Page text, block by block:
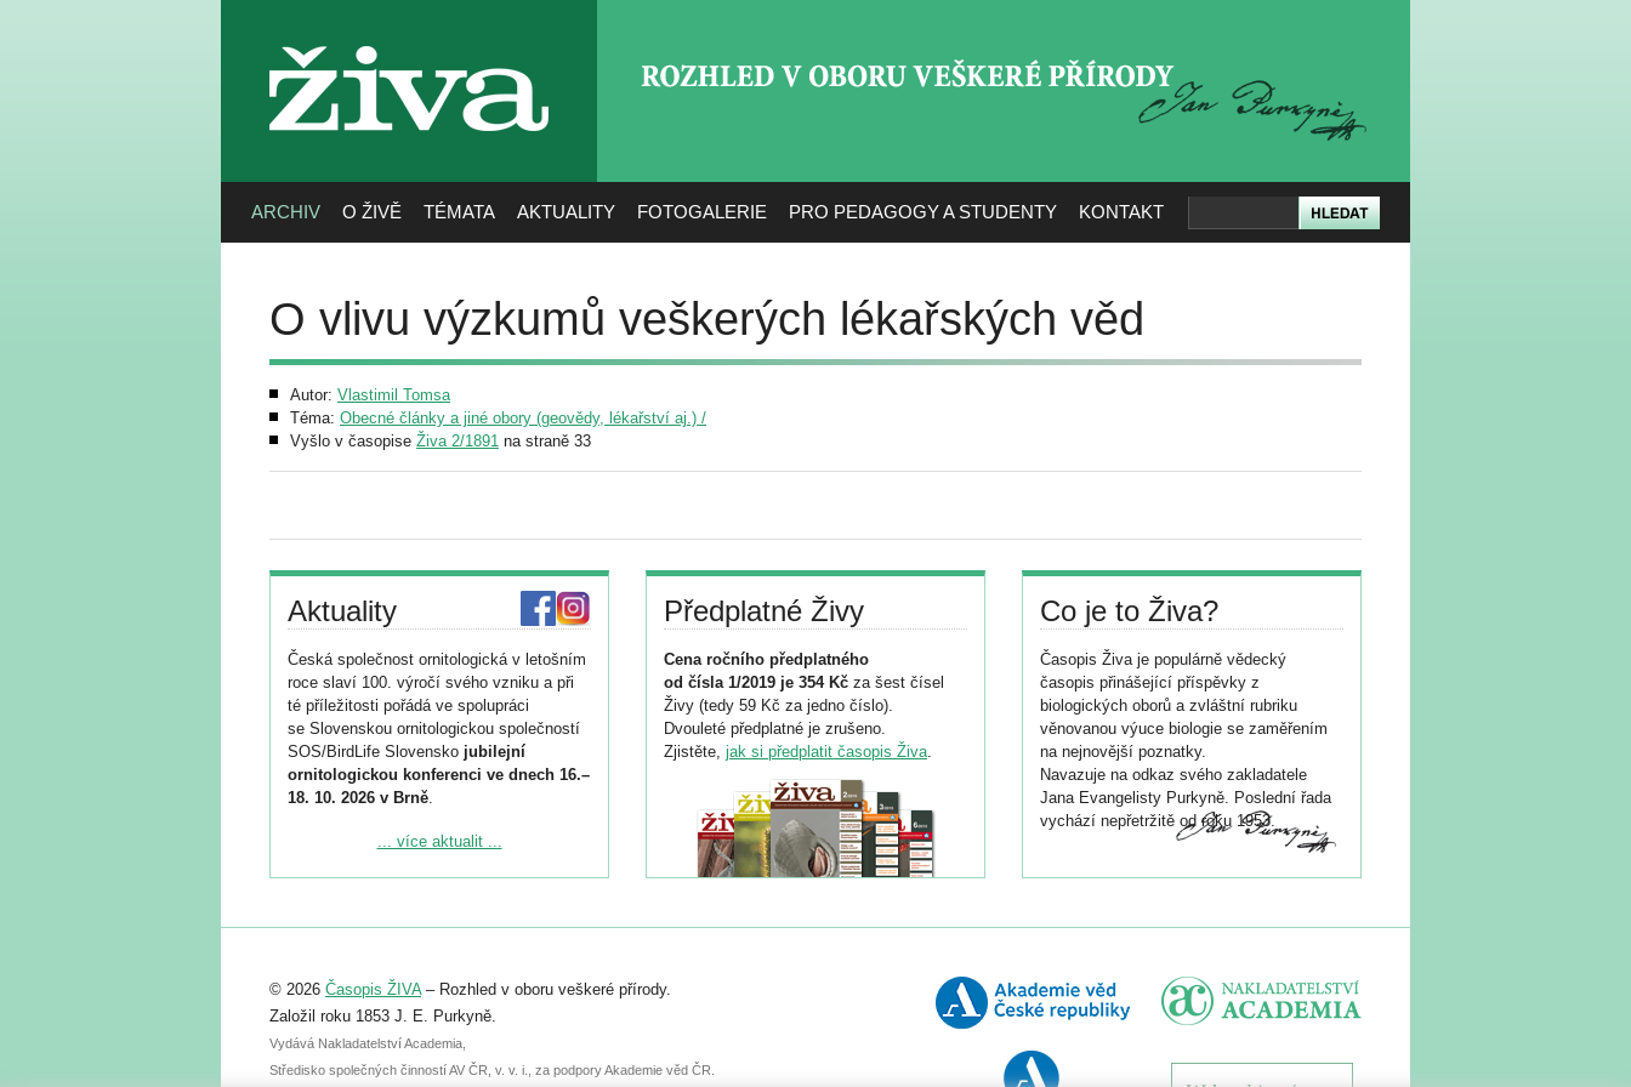
živa
ARCHIV O ŽIVĚ TÉMATA AKTUALITY FOTOGALERIE PRO PEDAGOGY A STUDENTY KONTAKT
O vlivu výzkumů veškerých lékařských věd
Autor: Vlastimil Tomsa
Téma: Obecné články a jiné obory (geovědy, lékařství aj.) /
Vyšlo v časopise Živa 2/1891 na straně 33
Aktuality
Česká společnost ornitologická v letošním
roce slaví 100. výročí svého vzniku a při
té příležitosti pořádá ve spolupráci
se Slovenskou ornitologickou společností
SOS/BirdLife Slovensko jubilejní
ornitologickou konferenci ve dnech 16.–
18. 10. 2026 v Brně.
Podrobnější informace ke konferenci
Registrovat se můžete do 6. září.
abstraktu přihlášené přednášky nebo
posteru je už 30. června.
... více aktualit ...
Předplatné Živy
Cena ročního předplatného
od čísla 1/2019 je 354 Kč za šest čísel
Živy (tedy 59 Kč za jedno číslo).
Dvouleté předplatné je zrušeno.
Zjistěte, jak si předplatit časopis Živa.
Co je to Živa?
Časopis Živa je populárně vědecký
časopis přinášející příspěvky z
biologických oborů a zvláštní rubriku
věnovanou výuce biologie se zaměřením
na nejnovější poznatky.
Navazuje na odkaz svého zakladatele
Jana Evangelisty Purkyně. Poslední řada
vychází nepřetržitě od roku 1953.
© 2026 Časopis ŽIVA– Rozhled v oboru veškeré přírody.
Založil roku 1853 J. E. Purkyně.
Vydává Nakladatelství Academia,
Středisko společných činností AV ČR, v. v. i., za podpory Akademie věd ČR.